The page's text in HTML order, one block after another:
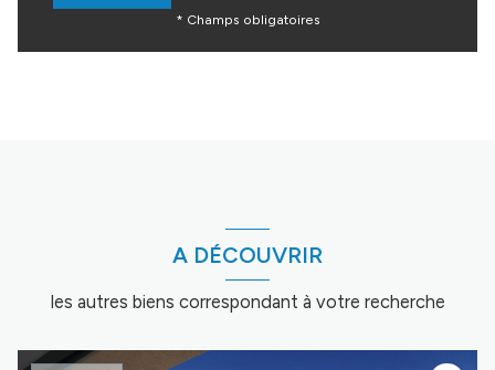
* Champs obligatoires
A DÉCOUVRIR
les autres biens correspondant à votre recherche